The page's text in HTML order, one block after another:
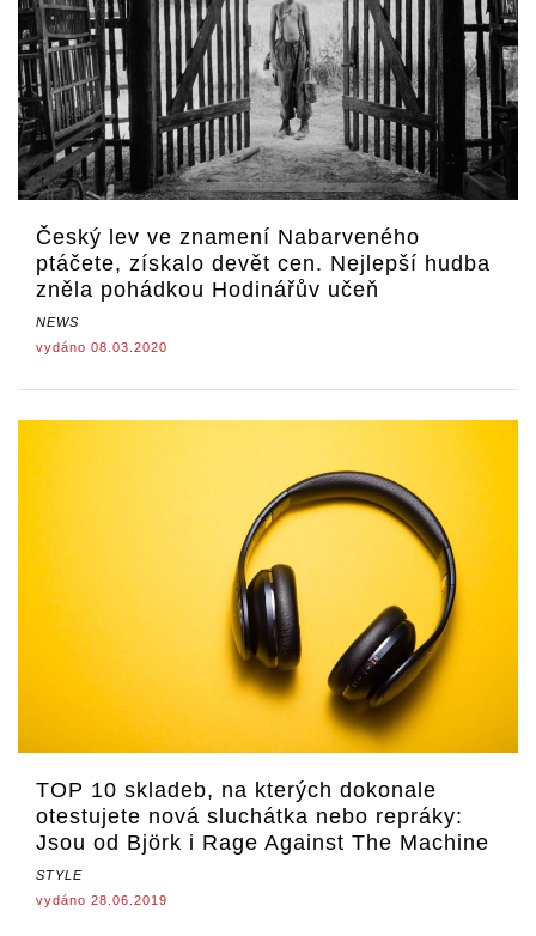
Český lev ve znamení Nabarveného
ptáčete, získalo devět cen. Nejlepší hudba
zněla pohádkou Hodinářův učeň
NEWS
vydáno 08.03.2020
TOP 10 skladeb, na kterých dokonale
otestujete nová sluchátka nebo repráky:
Jsou od Björk i Rage Against The Machine
STYLE
vydáno 28.06.2019